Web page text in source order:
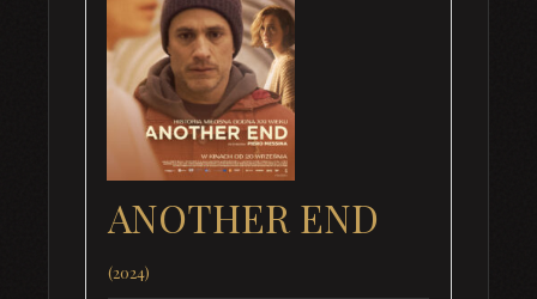
ANOTHER END
(2024)